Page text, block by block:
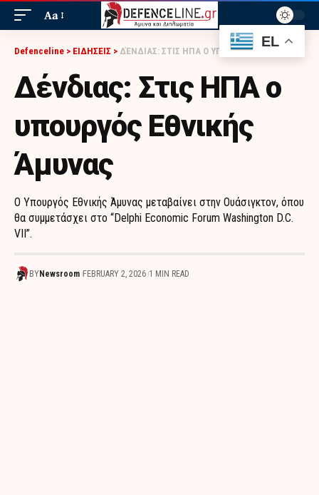
Aa
Defenceline > ΕΙΔΗΣΕΙΣ > ΔΈΝΔΙΑΣ: ΣΤΙΣ ΗΠΑ Ο ΥΠΟΥΡΓΌΣ ΕΘΝΙΚΉΣ ΆΜΥΝΑΣ
Δένδιας: Στις ΗΠΑ ο
υπουργός Εθνικής
Άμυνας
Ο Υπουργός Εθνικής Άμυνας μεταβαίνει στην Ουάσιγκτον, όπου
θα συμμετάσχει στο “Delphi Economic Forum Washington D.C.
VII”.
BY Newsroom FEBRUARY 2, 2026 1 MIN READ
EL